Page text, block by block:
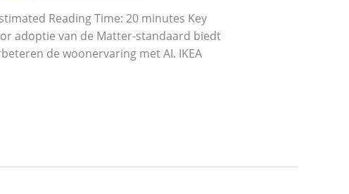
Reading Time: 20 minutes Key
adoptie van de Matter-standaard biedt
de woonervaring met AI. IKEA